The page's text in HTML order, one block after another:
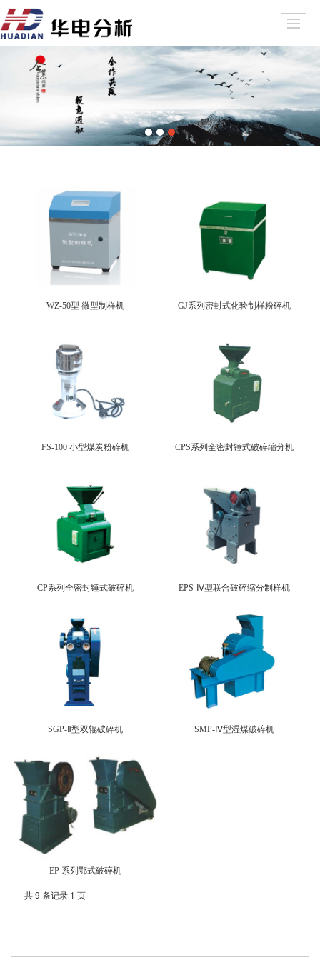
WZ-50型 微型制样机 GJ系列密封式化验制样粉碎机
FS-100 小型煤炭粉碎机 CPS系列全密封锤式破碎缩分机
CP系列全密封锤式破碎机 EPS-Ⅳ型联合破碎缩分制样机
SGP-Ⅱ型双辊破碎机 SMP-Ⅳ型湿煤破碎机
EP 系列鄂式破碎机
共 9 条记录 1 页